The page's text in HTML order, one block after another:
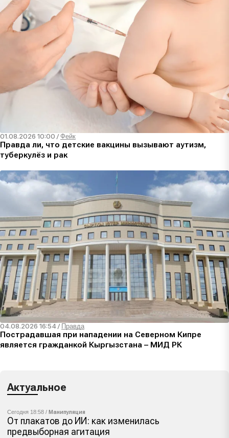
01.08.2026 10:00 /Фейк
Правда ли, что детские вакцины вызывают аутизм,
туберкулёз и рак
04.08.2026 16:54 / Правда
Пострадавшая при нападении на Северном Кипре
является гражданкой Кыргызстана – МИД РК
Актуальное
Сегодня 18:58 / Манипуляция
От плакатов до ИИ: как изменилась
предвыборная агитация